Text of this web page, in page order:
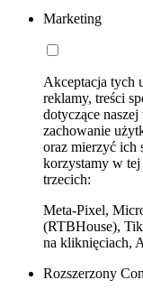
Marketing
Akceptacja tych
reklamy, treści
dotyczące
zachowanie
oraz mierzyć ich
korzystamy w tej
trzecich:
Meta-Pixel,
(RTBHouse),
na kliknięciach,
Rozszerzony